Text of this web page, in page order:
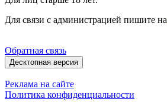
Для связи с администрацией пишите на
Обратная связь
Десктопная версия
Реклама на сайте
Политика конфиденциальности